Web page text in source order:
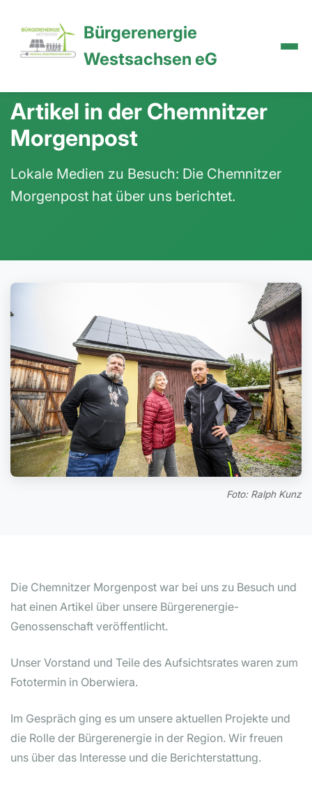
Bürgerenergie
Westsachsen eG
Artikel in der Chemnitzer
Morgenpost
Lokale Medien zu Besuch: Die Chemnitzer
Morgenpost hat über uns berichtet.
Foto: Ralph Kunz
Die Chemnitzer Morgenpost war bei uns zu Besuch und
hat einen Artikel über unsere Bürgerenergie-
Genossenschaft veröffentlicht.
Unser Vorstand und Teile des Aufsichtsrates waren zum
Fototermin in Oberwiera.
Im Gespräch ging es um unsere aktuellen Projekte und
die Rolle der Bürgerenergie in der Region. Wir freuen
uns über das Interesse und die Berichterstattung.